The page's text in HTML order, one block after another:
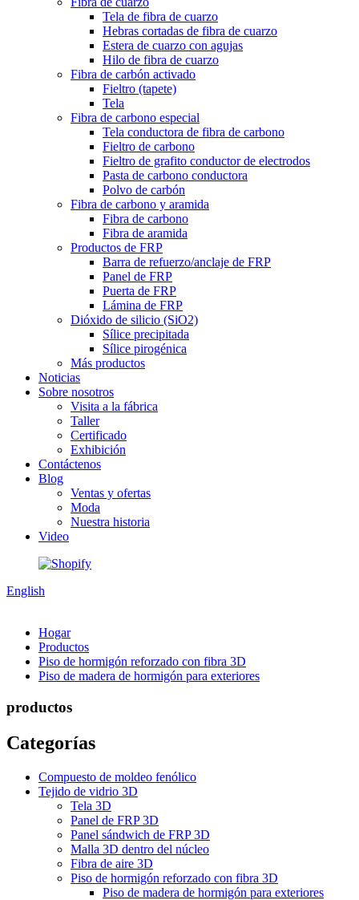
Tela de fibra de cuarzo
Hebras cortadas de fibra de cuarzo
Estera de cuarzo con agujas
Hilo de fibra de cuarzo
Fibra de carbón activado
Fieltro (tapete)
Tela
Fibra de carbono especial
Tela conductora de fibra de carbono
Fieltro de carbono
Fieltro de grafito conductor de electrodos
Pasta de carbono conductora
Polvo de carbón
Fibra de carbono y aramida
Fibra de carbono
Fibra de aramida
Productos de FRP
Barra de refuerzo/anclaje de FRP
Panel de FRP
Puerta de FRP
Lámina de FRP
Dióxido de silicio (SiO2)
Sílice precipitada
Sílice pirogénica
Más productos
Noticias
Sobre nosotros
Visita a la fábrica
Taller
Certificado
Exhibición
Contáctenos
Blog
Ventas y ofertas
Moda
Nuestra historia
Video
English
Hogar
Productos
Piso de hormigón reforzado con fibra 3D
Piso de madera de hormigón para exteriores
productos
Categorías
Compuesto de moldeo fenólico
Tejido de vidrio 3D
Tela 3D
Panel de FRP 3D
Panel sándwich de FRP 3D
Malla 3D dentro del núcleo
Fibra de aire 3D
Piso de hormigón reforzado con fibra 3D
Piso de madera de hormigón para exteriores